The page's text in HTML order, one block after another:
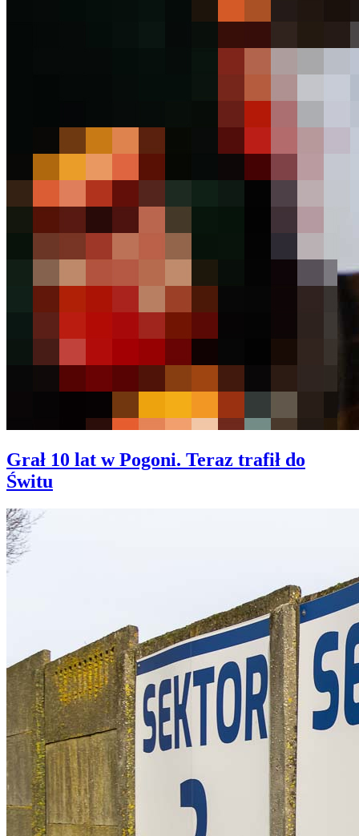
Grał 10 lat w Pogoni. Teraz trafił do
Świtu